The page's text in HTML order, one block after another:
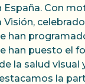
España. Con
Visión,
han
han puesto el
la salud visual
la